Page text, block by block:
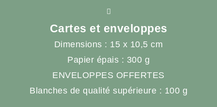
Cartes et enveloppes
Dimensions : 15 x 10,5 cm
Papier épais : 300 g
ENVELOPPES OFFERTES
Blanches de qualité supérieure : 100 g